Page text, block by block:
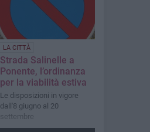
LA CITTÀ
Strada Salinelle a
Ponente, l’ordinanza
per la viabilità estiva
Le disposizioni in vigore
dall'8 giugno al 20
settembre